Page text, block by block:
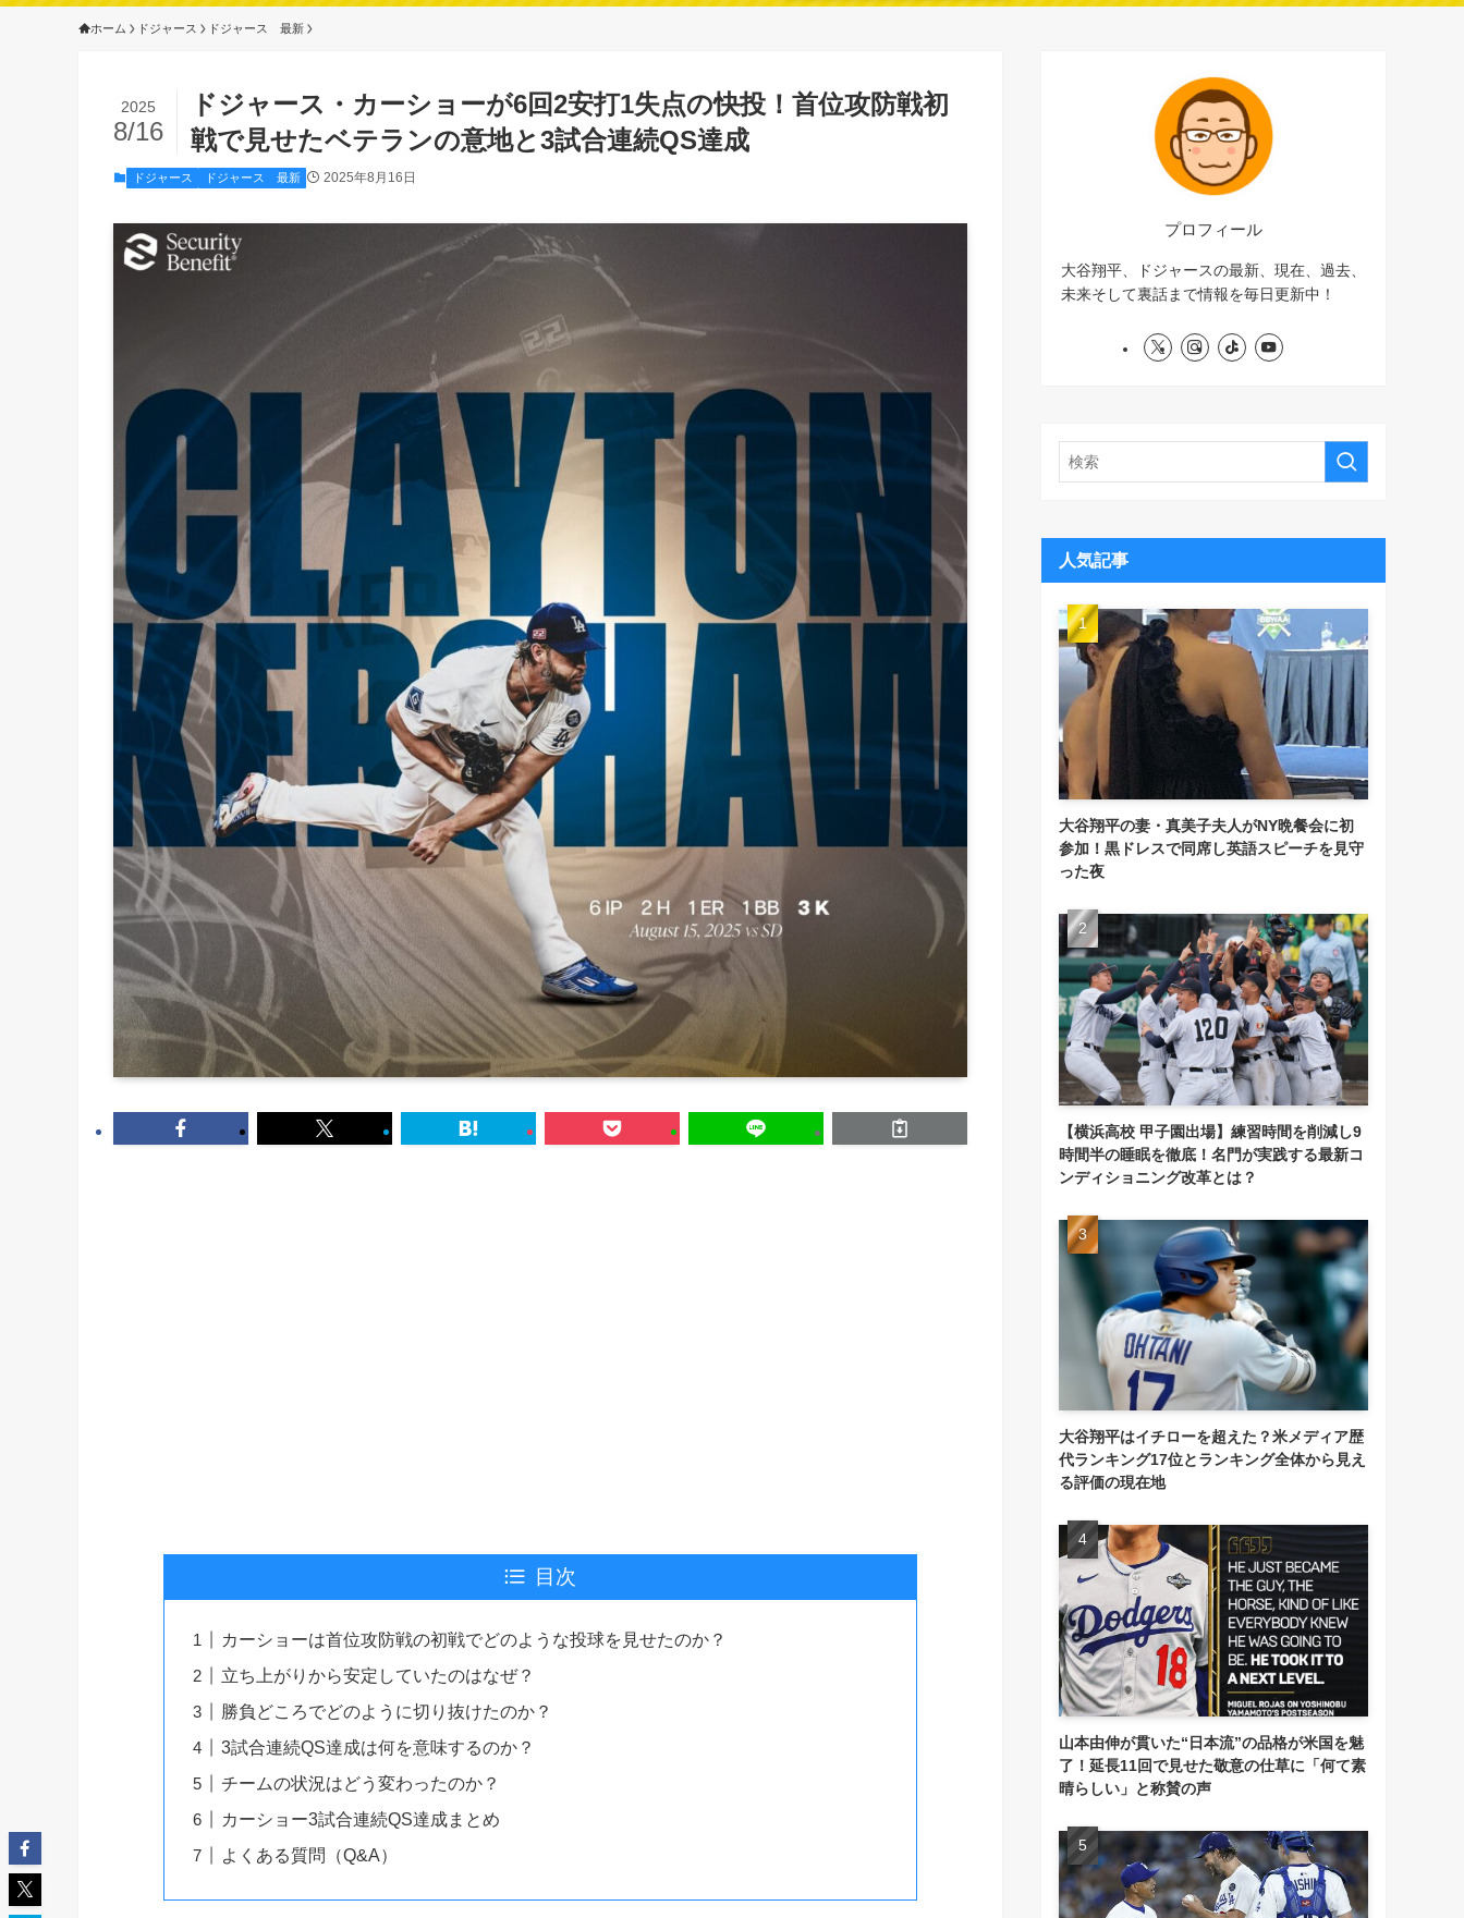
ホーム ドジャース ドジャース 最新
ドジャース・カーショーが6回2安打1失点の快投！首位攻防戦初
戦で見せたベテランの意地と3試合連続QS達成
2025
8/16
ドジャース ドジャース 最新 2025年8月16日
目次
カーショーは首位攻防戦の初戦でどのような投球を見せたのか？
立ち上がりから安定していたのはなぜ？
勝負どころでどのように切り抜けたのか？
3試合連続QS達成は何を意味するのか？
チームの状況はどう変わったのか？
カーショー3試合連続QS達成まとめ
よくある質問（Q&A）
プロフィール
大谷翔平、ドジャースの最新、現在、過去、
未来そして裏話まで情報を毎日更新中！
人気記事
大谷翔平の妻・真美子夫人がNY晩餐会に初
参加！黒ドレスで同席し英語スピーチを見守
った夜
【横浜高校 甲子園出場】練習時間を削減し9
時間半の睡眠を徹底！名門が実践する最新コ
ンディショニング改革とは？
大谷翔平はイチローを超えた？米メディア歴
代ランキング17位とランキング全体から見え
る評価の現在地
山本由伸が貫いた“日本流”の品格が米国を魅
了！延長11回で見せた敬意の仕草に「何て素
晴らしい」と称賛の声